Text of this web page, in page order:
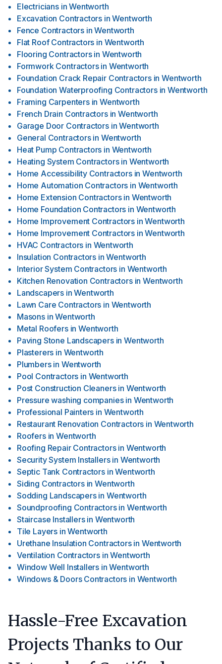
Electricians in Wentworth
Excavation Contractors in Wentworth
Fence Contractors in Wentworth
Flat Roof Contractors in Wentworth
Flooring Contractors in Wentworth
Formwork Contractors in Wentworth
Foundation Crack Repair Contractors in Wentworth
Foundation Waterproofing Contractors in Wentworth
Framing Carpenters in Wentworth
French Drain Contractors in Wentworth
Garage Door Contractors in Wentworth
General Contractors in Wentworth
Heat Pump Contractors in Wentworth
Heating System Contractors in Wentworth
Home Accessibility Contractors in Wentworth
Home Automation Contractors in Wentworth
Home Extension Contractors in Wentworth
Home Foundation Contractors in Wentworth
Home Improvement Contractors in Wentworth
Home Improvement Contractors in Wentworth
HVAC Contractors in Wentworth
Insulation Contractors in Wentworth
Interior System Contractors in Wentworth
Kitchen Renovation Contractors in Wentworth
Landscapers in Wentworth
Lawn Care Contractors in Wentworth
Masons in Wentworth
Metal Roofers in Wentworth
Paving Stone Landscapers in Wentworth
Plasterers in Wentworth
Plumbers in Wentworth
Pool Contractors in Wentworth
Post Construction Cleaners in Wentworth
Pressure washing companies in Wentworth
Professional Painters in Wentworth
Restaurant Renovation Contractors in Wentworth
Roofers in Wentworth
Roofing Repair Contractors in Wentworth
Security System Installers in Wentworth
Septic Tank Contractors in Wentworth
Siding Contractors in Wentworth
Sodding Landscapers in Wentworth
Soundproofing Contractors in Wentworth
Staircase Installers in Wentworth
Tile Layers in Wentworth
Urethane Insulation Contractors in Wentworth
Ventilation Contractors in Wentworth
Window Well Installers in Wentworth
Windows & Doors Contractors in Wentworth
Hassle-Free Excavation
Projects Thanks to Our